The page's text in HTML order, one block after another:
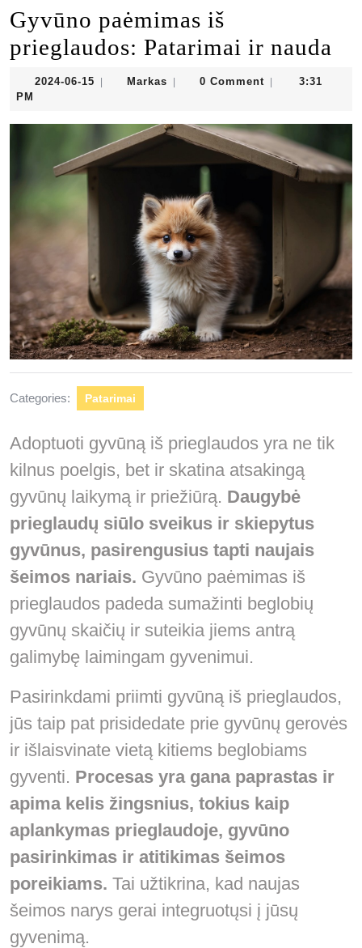
Gyvūno paėmimas iš
prieglaudos: Patarimai ir nauda
2024-06-15 2024-
Markas Markas0 Comment
3:31
PM
Categories: Patarimai
Adoptuoti gyvūną iš prieglaudos yra ne tik
kilnus poelgis, bet ir skatina atsakingą
gyvūnų laikymą ir priežiūrą. Daugybė
prieglaudų siūlo sveikus ir skiepytus
gyvūnus, pasirengusius tapti naujais
šeimos nariais. Gyvūno paėmimas iš
prieglaudos padeda sumažinti beglobių
gyvūnų skaičių ir suteikia jiems antrą
galimybę laimingam gyvenimui.
Pasirinkdami priimti gyvūną iš prieglaudos,
jūs taip pat prisidedate prie gyvūnų gerovės
ir išlaisvinate vietą kitiems beglobiams
gyventi. Procesas yra gana paprastas ir
apima kelis žingsnius, tokius kaip
aplankymas prieglaudoje, gyvūno
pasirinkimas ir atitikimas šeimos
poreikiams. Tai užtikrina, kad naujas
šeimos narys gerai integruotųsi į jūsų
gyvenimą.